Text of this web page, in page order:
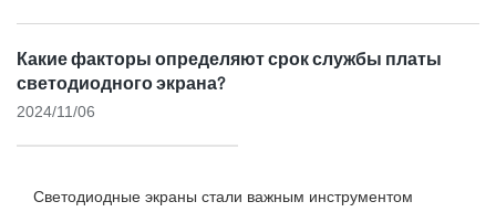
Какие факторы определяют срок службы платы
светодиодного экрана?
2024/11/06
Светодиодные экраны стали важным инструментом